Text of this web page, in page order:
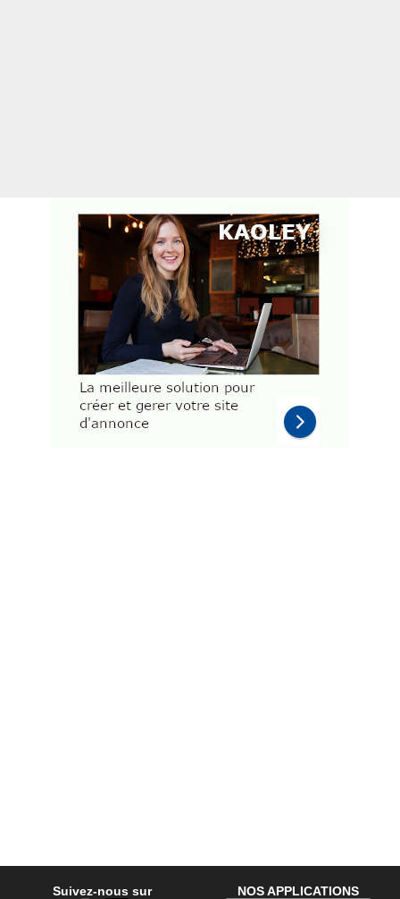
Suivez-nous sur NOS APPLICATIONS